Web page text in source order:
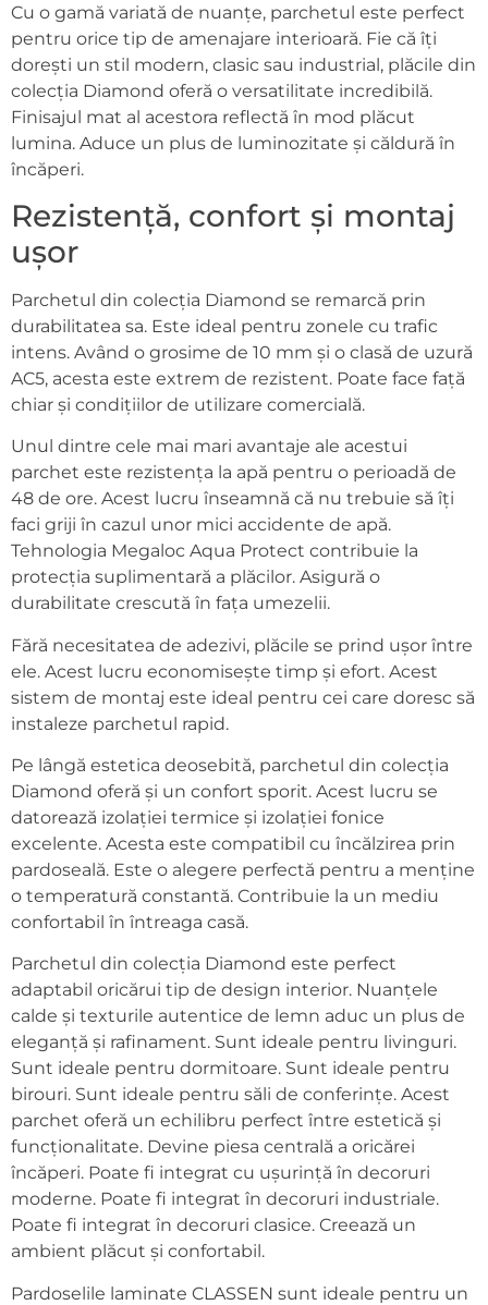
Cu o gamă variată de nuanțe, parchetul este perfect
pentru orice tip de amenajare interioară. Fie că îți
dorești un stil modern, clasic sau industrial, plăcile din
colecția Diamond oferă o versatilitate incredibilă.
Finisajul mat al acestora reflectă în mod plăcut
lumina. Aduce un plus de luminozitate și căldură în
încăperi.
Rezistență, confort și montaj
ușor
Parchetul din colecția Diamond se remarcă prin
durabilitatea sa. Este ideal pentru zonele cu trafic
intens. Având o grosime de 10 mm și o clasă de uzură
AC5, acesta este extrem de rezistent. Poate face față
chiar și condițiilor de utilizare comercială.
Unul dintre cele mai mari avantaje ale acestui
parchet este rezistența la apă pentru o perioadă de
48 de ore. Acest lucru înseamnă că nu trebuie să îți
faci griji în cazul unor mici accidente de apă.
Tehnologia Megaloc Aqua Protect contribuie la
protecția suplimentară a plăcilor. Asigură o
durabilitate crescută în fața umezelii.
Fără necesitatea de adezivi, plăcile se prind ușor între
ele. Acest lucru economisește timp și efort. Acest
sistem de montaj este ideal pentru cei care doresc să
instaleze parchetul rapid.
Pe lângă estetica deosebită, parchetul din colecția
Diamond oferă și un confort sporit. Acest lucru se
datorează izolației termice și izolației fonice
excelente. Acesta este compatibil cu încălzirea prin
pardoseală. Este o alegere perfectă pentru a menține
o temperatură constantă. Contribuie la un mediu
confortabil în întreaga casă.
Parchetul din colecția Diamond este perfect
adaptabil oricărui tip de design interior. Nuanțele
calde și texturile autentice de lemn aduc un plus de
eleganță și rafinament. Sunt ideale pentru livinguri.
Sunt ideale pentru dormitoare. Sunt ideale pentru
birouri. Sunt ideale pentru săli de conferințe. Acest
parchet oferă un echilibru perfect între estetică și
funcționalitate. Devine piesa centrală a oricărei
încăperi. Poate fi integrat cu ușurință în decoruri
moderne. Poate fi integrat în decoruri industriale.
Poate fi integrat în decoruri clasice. Creează un
ambient plăcut și confortabil.
Pardoselile laminate CLASSEN sunt ideale pentru un